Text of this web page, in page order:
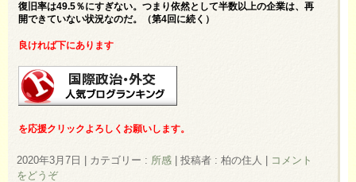
復旧率は49.5％にすぎない。つまり依然として半数以上の企業は、再
開できていない状況なのだ。（第4回に続く）
良ければ下にあります
を応援クリックよろしくお願いします。
2020年3月7日 | カテゴリー : 所感 | 投稿者 : 柏の住人 | コメント
をどうぞ